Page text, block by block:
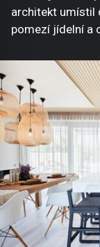
architekt umístil
pomezí jídelní a